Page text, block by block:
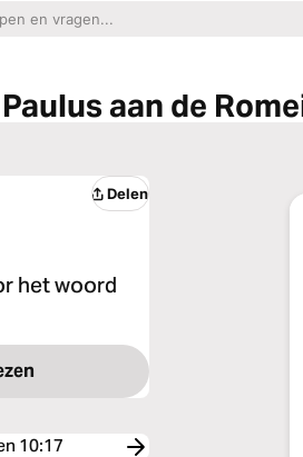
aan de
Delen
het woord
10:17